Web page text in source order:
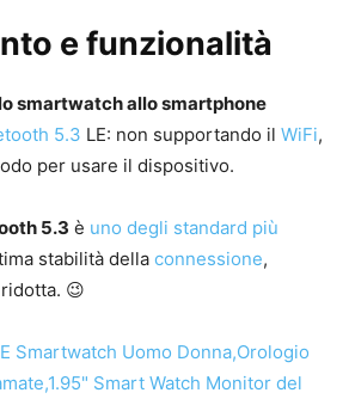
e funzionalità
smartwatch allo smartphone
5.3 LE: non supportando il WiFi,
per usare il dispositivo.
5.3 è uno degli standard più
stabilità della connessione,
😉